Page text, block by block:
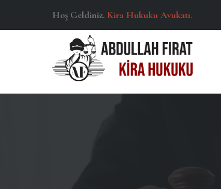
Hoş Geldiniz. Kira Hukuku Avukatı.